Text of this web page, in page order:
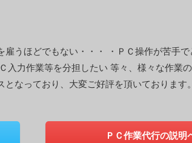
雇うほどでもない・・・ ・ＰＣ操作が苦手
入力作業等を分担したい 等々、様々な作業
なっており、大変ご好評を頂いております。
ＰＣ作業代行の説明